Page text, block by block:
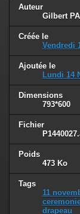
Auteur
Gilbert
Créée le
Vendredi
Ajoutée le
Lundi 14
Dimensions
793*600
Fichier
Poids
473 Ko
Tags
11
drapeau